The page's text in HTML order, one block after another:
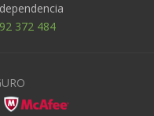
372 484